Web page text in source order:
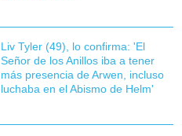
Liv Tyler (49), lo confirma: 'El
Señor de los Anillos iba a tener
más presencia de Arwen, incluso
luchaba en el Abismo de Helm'